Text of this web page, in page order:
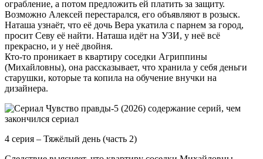
ограбление, а потом предложить ей платить за защиту.
Возможно Алексей перестарался, его объявляют в розыск.
Наташа узнаёт, что её дочь Вера укатила с парнем за город,
просит Севу её найти. Наташа идёт на УЗИ, у неё всё
прекрасно, и у неё двойня.
Кто-то проникает в квартиру соседки Агриппины
(Михайловны), она рассказывает, что хранила у себя деньги
старушки, которые та копила на обучение внучки на
дизайнера.
4 серия – Тяжёлый день (часть 2)